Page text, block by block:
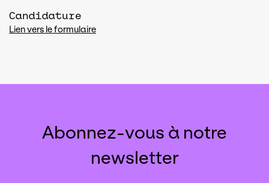
Candidature
Lien vers le formulaire
Abonnez-vous à notre
newsletter